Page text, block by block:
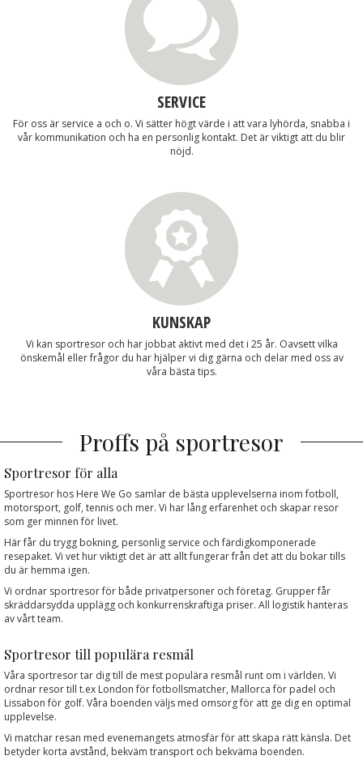
SERVICE
För oss är service a och o. Vi sätter högt värde i att vara lyhörda, snabba i
vår kommunikation och ha en personlig kontakt. Det är viktigt att du blir
nöjd.
KUNSKAP
Vi kan sportresor och har jobbat aktivt med det i 25 år. Oavsett vilka
önskemål eller frågor du har hjälper vi dig gärna och delar med oss av
våra bästa tips.
Proffs på sportresor
Sportresor för alla
Sportresor hos Here We Go samlar de bästa upplevelserna inom fotboll,
motorsport, golf, tennis och mer. Vi har lång erfarenhet och skapar resor
som ger minnen för livet.
Här får du trygg bokning, personlig service och färdigkomponerade
resepaket. Vi vet hur viktigt det är att allt fungerar från det att du bokar tills
du är hemma igen.
Vi ordnar sportresor för både privatpersoner och företag. Grupper får
skräddarsydda upplägg och konkurrenskraftiga priser. All logistik hanteras
av vårt team.
Sportresor till populära resmål
Våra sportresor tar dig till de mest populära resmål runt om i världen. Vi
ordnar resor till t.ex London för fotbollsmatcher, Mallorca för padel och
Lissabon för golf. Våra boenden väljs med omsorg för att ge dig en optimal
upplevelse.
Vi matchar resan med evenemangets atmosfär för att skapa rätt känsla. Det
betyder korta avstånd, bekväm transport och bekväma boenden.